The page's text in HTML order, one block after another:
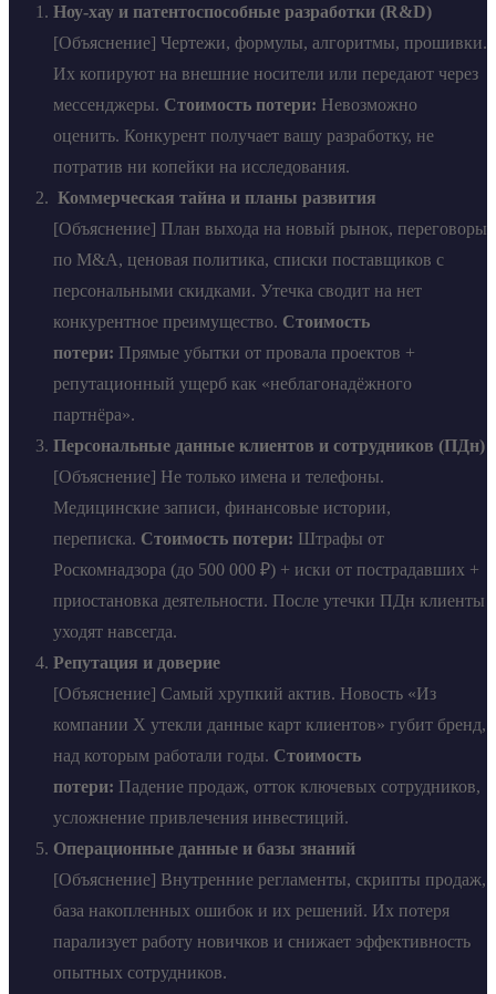
Ноу-хау и патентоспособные разработки (R&D)
[Объяснение] Чертежи, формулы, алгоритмы, прошивки.
Их копируют на внешние носители или передают через
мессенджеры. Стоимость потери: Невозможно
оценить. Конкурент получает вашу разработку, не
потратив ни копейки на исследования.
Коммерческая тайна и планы развития
[Объяснение] План выхода на новый рынок, переговоры
по M&A, ценовая политика, списки поставщиков с
персональными скидками. Утечка сводит на нет
конкурентное преимущество. Стоимость
потери: Прямые убытки от провала проектов +
репутационный ущерб как «неблагонадёжного
партнёра».
Персональные данные клиентов и сотрудников (ПДн)
[Объяснение] Не только имена и телефоны.
Медицинские записи, финансовые истории,
переписка. Стоимость потери: Штрафы от
Роскомнадзора (до 500 000 ₽) + иски от пострадавших +
приостановка деятельности. После утечки ПДн клиенты
уходят навсегда.
Репутация и доверие
[Объяснение] Самый хрупкий актив. Новость «Из
компании X утекли данные карт клиентов» губит бренд,
над которым работали годы. Стоимость
потери: Падение продаж, отток ключевых сотрудников,
усложнение привлечения инвестиций.
Операционные данные и базы знаний
[Объяснение] Внутренние регламенты, скрипты продаж,
база накопленных ошибок и их решений. Их потеря
парализует работу новичков и снижает эффективность
опытных сотрудников.